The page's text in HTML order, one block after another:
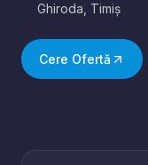
Ghiroda Timiș
Cere Ofertă